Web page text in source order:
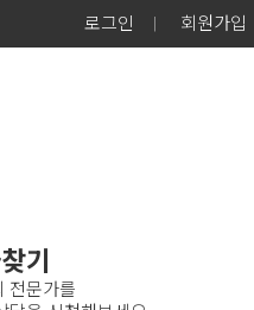
로그인 | 회원가입
기
전문가를